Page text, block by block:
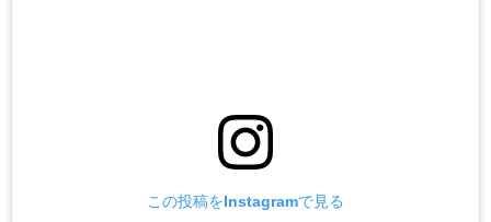
この投稿をInstagramで見る